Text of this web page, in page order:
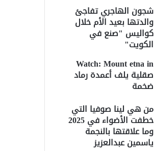
شجون الهاجري تفاجئ
والدتها بعيد الأم خلال
كواليس "صنع في
الكويت"
Watch: Mount etna in
صقلية يلف أعمدة رماد
ضخمة
من هي لينا صوفيا التي
خطفت الأضواء في 2025
وما علاقتها بالنجمة
ياسمين عبدالعزيز